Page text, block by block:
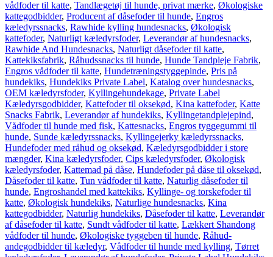
vådfoder til katte, Tandlægetøj til hunde, privat mærke, Økologiske
kattegodbidder, Producent af dåsefoder til hunde, Engros
kæledyrssnacks, Rawhide kylling hundesnacks, Økologisk
kattefoder, Naturligt kæledyrsfoder, Leverandør af hundesnacks,
Rawhide And Hundesnacks, Naturligt dåsefoder til katte,
Kattekiksfabrik, Råhudssnacks til hunde, Hunde Tandpleje Fabrik,
Engros vådfoder til katte, Hundetræningstyggepinde, Pris på
hundekiks, Hundekiks Private Label, Katalog over hundesnacks,
OEM kæledyrsfoder, Kyllingehundekage, Private Label
Kæledyrsgodbidder, Kattefoder til oksekød, Kina kattefoder, Katte
Snacks Fabrik, Leverandør af hundekiks, Kyllingetandplejepind,
Vådfoder til hunde med fisk, Kattesnacks, Engros tyggegummi til
hunde, Sunde kæledyrssnacks, Kyllingejerky kæledyrssnacks,
Hundefoder med råhud og oksekød, Kæledyrsgodbidder i store
mængder, Kina kæledyrsfoder, Cips kæledyrsfoder, Økologisk
kæledyrsfoder, Kattemad på dåse, Hundefoder på dåse til oksekød,
Dåsefoder til katte, Tun vådfoder til katte, Naturlig dåsefoder til
hunde, Engroshandel med kattekiks, Kyllinge- og torskefoder til
katte, Økologisk hundekiks, Naturlige hundesnacks, Kina
kattegodbidder, Naturlig hundekiks, Dåsefoder til katte, Leverandør
af dåsefoder til katte, Sundt vådfoder til katte, Lækkert Shandong
vådfoder til hunde, Økologiske tyggeben til hunde, Råhud-
andegodbidder til kæledyr, Vådfoder til hunde med kylling, Tørret